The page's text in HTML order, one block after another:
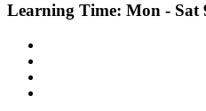
Learning Time: Mon - Sat